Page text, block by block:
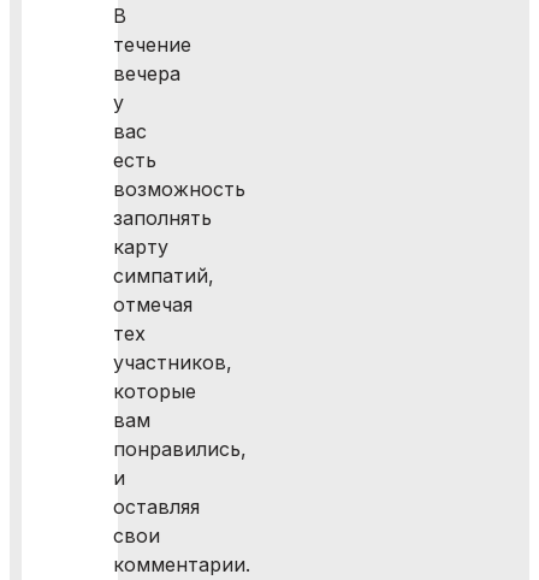
В
течение
вечера
у
вас
есть
возможность
заполнять
карту
симпатий,
отмечая
тех
участников,
которые
вам
понравились,
и
оставляя
свои
комментарии.